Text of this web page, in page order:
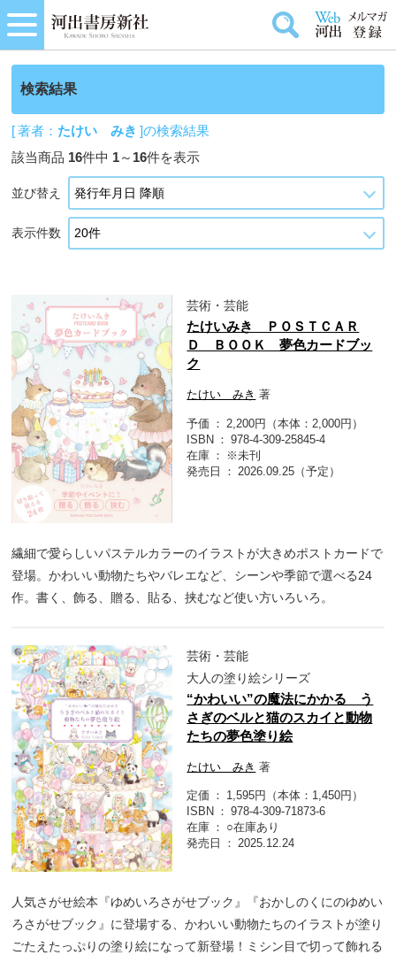
検索結果
[ 著者： たけい みき ]の検索結果
該当商品 16件中 1～ 16件を表示
並び替え
表示件数
芸術・芸能
たけいみき ＰＯＳＴＣＡＲ
Ｄ ＢＯＯＫ 夢色カードブッ
ク
たけい みき 著
予価
2,200円（本体：2,000円）
ISBN
978-4-309-25845-4
在庫
※未刊
発売日
2026.09.25（予定）
繊細で愛らしいパステルカラーのイラストが大きめポストカードで
登場。かわいい動物たちやバレエなど、シーンや季節で選べる24
作。書く、飾る、贈る、貼る、挟むなど使い方いろいろ。
芸術・芸能
大人の塗り絵シリーズ
“かわいい”の魔法にかかる う
さぎのベルと猫のスカイと動物
たちの夢色塗り絵
たけい みき 著
定価
1,595円（本体：1,450円）
ISBN
978-4-309-71873-6
在庫
○在庫あり
発売日
2025.12.24
人気さがせ絵本『ゆめいろさがせブック』『おかしのくにのゆめい
ろさがせブック』に登場する、かわいい動物たちのイラストが塗り
ごたえたっぷりの塗り絵になって新登場！ミシン目で切って飾れる